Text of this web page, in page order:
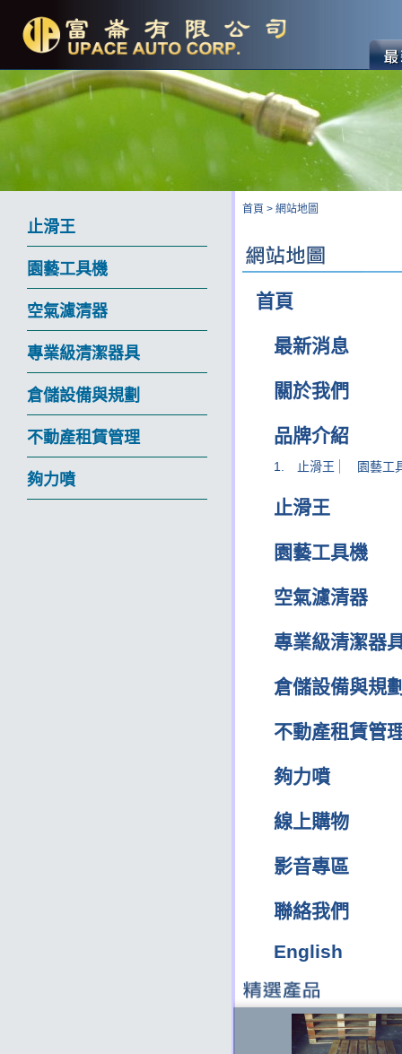
止滑王
園藝工具機
空氣濾清器
專業級清潔器具
倉儲設備與規劃
不動產租賃管理
夠力噴
首頁 > 網站地圖
首頁
最新消息
關於我們
品牌介紹
止滑王 園藝工
止滑王
園藝工具機
空氣濾清器
專業級清潔器
倉儲設備與規
不動產租賃管
夠力噴
線上購物
影音專區
聯絡我們
English